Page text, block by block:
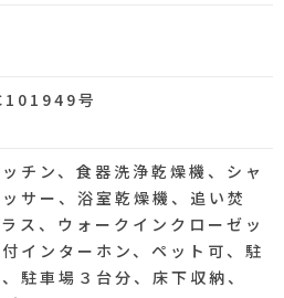
号
チン、食器洗浄乾燥機、シャ
サー、浴室乾燥機、追い焚
ス、ウォークインクローゼッ
インターホン、ペット可、駐
駐車場３台分、床下収納、